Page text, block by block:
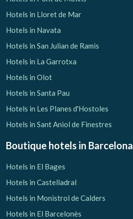
Hotels in Lloret de Mar
Hotels in Navata
Hotels in San Julian de Ramis
Hotels in La Garrotxa
Hotels in Olot
Hotels in Santa Pau
Hotels in Les Planes d'Hostoles
Hotels in Sant Aniol de Finestres
Boutique hotels in Barcelona
Hotels in El Bages
Hotels in Castelladral
Hotels in Monistrol de Calders
Hotels in El Barcelonès